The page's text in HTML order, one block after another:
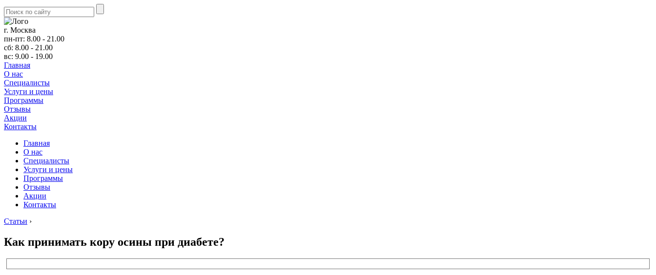
г. Москва
пн-пт: 8.00 - 21.00
сб: 8.00 - 21.00
вс: 9.00 - 19.00
Главная
О нас
Cпециалисты
Услуги и цены
Программы
Отзывы
Акции
Контакты
Главная
О нас
Cпециалисты
Услуги и цены
Программы
Отзывы
Акции
Контакты
Статьи ›
Как принимать кору осины при диабете?